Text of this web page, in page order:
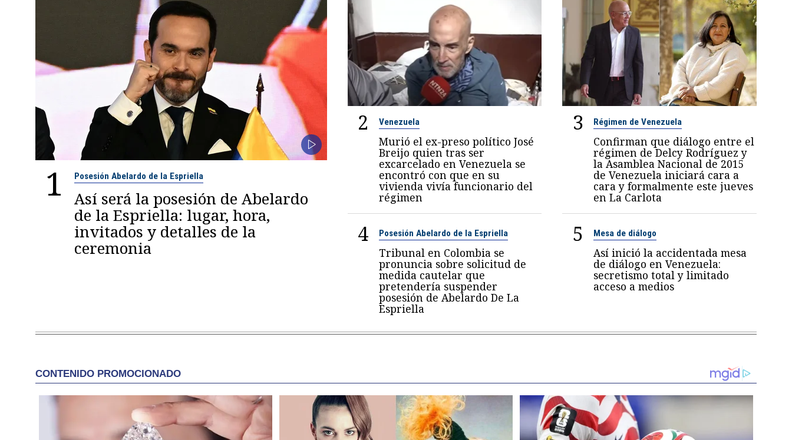
1 Posesión Abelardo de la Espriella
Así será la posesión de Abelardo
de la Espriella: lugar, hora,
invitados y detalles de la
ceremonia
2 Venezuela
Murió el ex-preso político José
Breijo quien tras ser
excarcelado en Venezuela se
encontró con que en su
vivienda vivía funcionario del
régimen
3 Régimen de Venezuela
Confirman que diálogo entre el
régimen de Delcy Rodríguez y
la Asamblea Nacional de 2015
de Venezuela iniciará cara a
cara y formalmente este jueves
en La Carlota
4 Posesión Abelardo de la Espriella
Tribunal en Colombia se
pronuncia sobre solicitud de
medida cautelar que
pretendería suspender
posesión de Abelardo De La
Espriella
5 Mesa de diálogo
Así inició la accidentada mesa
de diálogo en Venezuela:
secretismo total y limitado
acceso a medios